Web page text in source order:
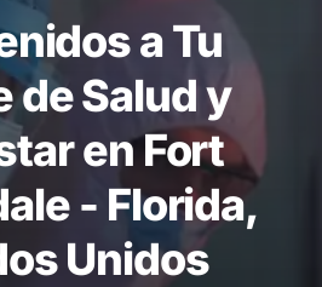
a Tu
de Salud y
en Fort
- Florida,
Unidos